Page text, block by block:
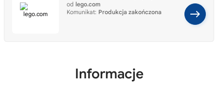
od lego.com
Komunikat: Produkcja zakończona
Informacje